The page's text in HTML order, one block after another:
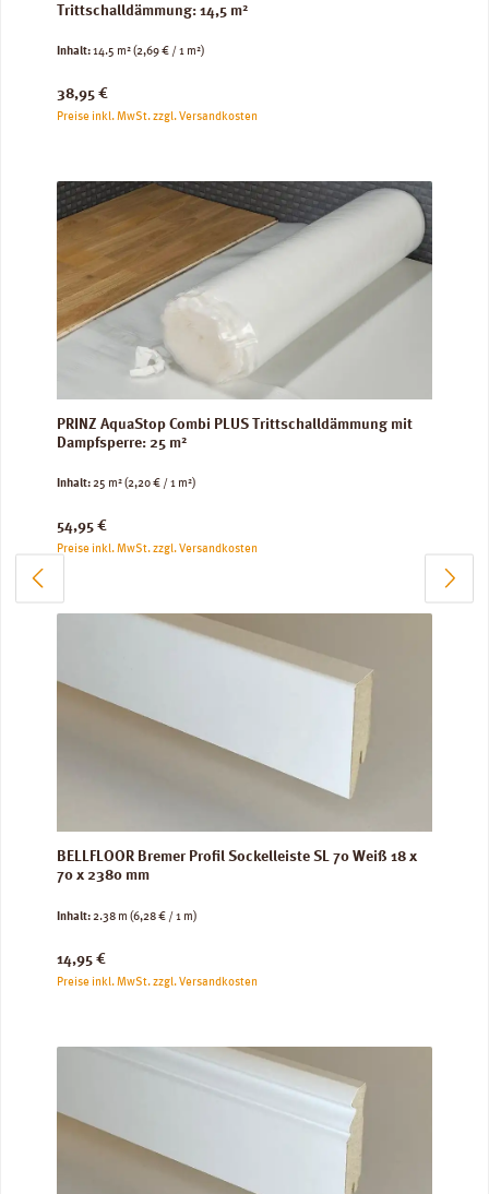
Trittschalldämmung: 14,5 m²
Inhalt:14.5 m²(2,69 € / 1 m²)
Regulärer Preis:
38,95 €
Preise inkl. MwSt. zzgl. Versandkosten
PRINZ AquaStop Combi PLUS Trittschalldämmung mit
Dampfsperre: 25 m²
Inhalt:25 m²(2,20 € / 1 m²)
Regulärer Preis:
54,95 €
Preise inkl. MwSt. zzgl. Versandkosten
BELLFLOOR Bremer Profil Sockelleiste SL 70 Weiß 18 x
70 x 2380 mm
Inhalt:2.38 m (6,28 € / 1 m)
Regulärer Preis:
14,95 €
Preise inkl. MwSt. zzgl. Versandkosten